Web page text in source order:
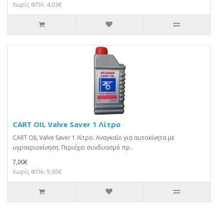
Χωρίς ΦΠΑ: 4,03€
CART OIL Valve Saver 1 Λίτρο
CART OIL Valve Saver 1 Λίτρο. Αναγκαίο για αυτοκίνητα με
υγραεριοκίνηση. Περιέχει συνδυασμό πρ..
7,00€
Χωρίς ΦΠΑ: 5,65€